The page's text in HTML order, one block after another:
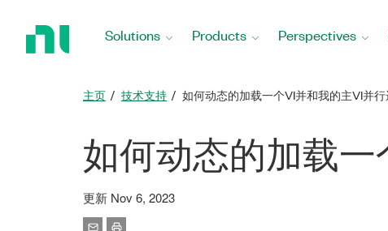
Solutions Products Perspectives
主页 技术支持 如何动态的加载一个VI并和我的主VI并
如何动态的加载一
更新 Nov 6, 2023